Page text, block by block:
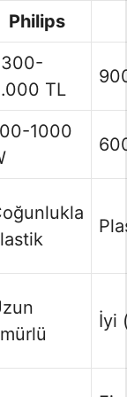
Philips
TL
1000
İyi